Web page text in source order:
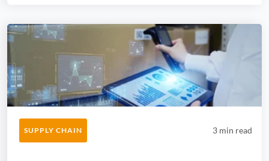
SUPPLY CHAIN 3 min read